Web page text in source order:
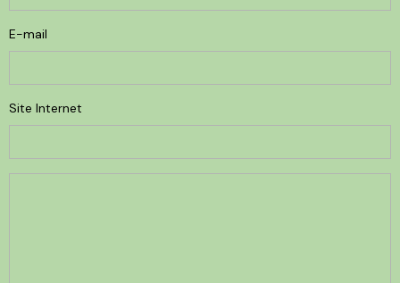
E-mail
Site Internet